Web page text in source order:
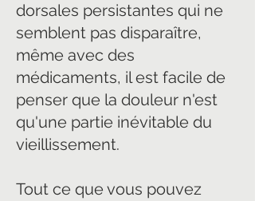
dorsales persistantes qui ne
semblent pas disparaître,
même avec des
médicaments, il est facile de
penser que la douleur n'est
qu'une partie inévitable du
vieillissement.
Tout ce que vous pouvez